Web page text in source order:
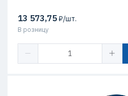
13 573,75₽/шт.
В розницу